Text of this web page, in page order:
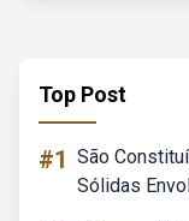
Top Post
#1 São
Sólidas